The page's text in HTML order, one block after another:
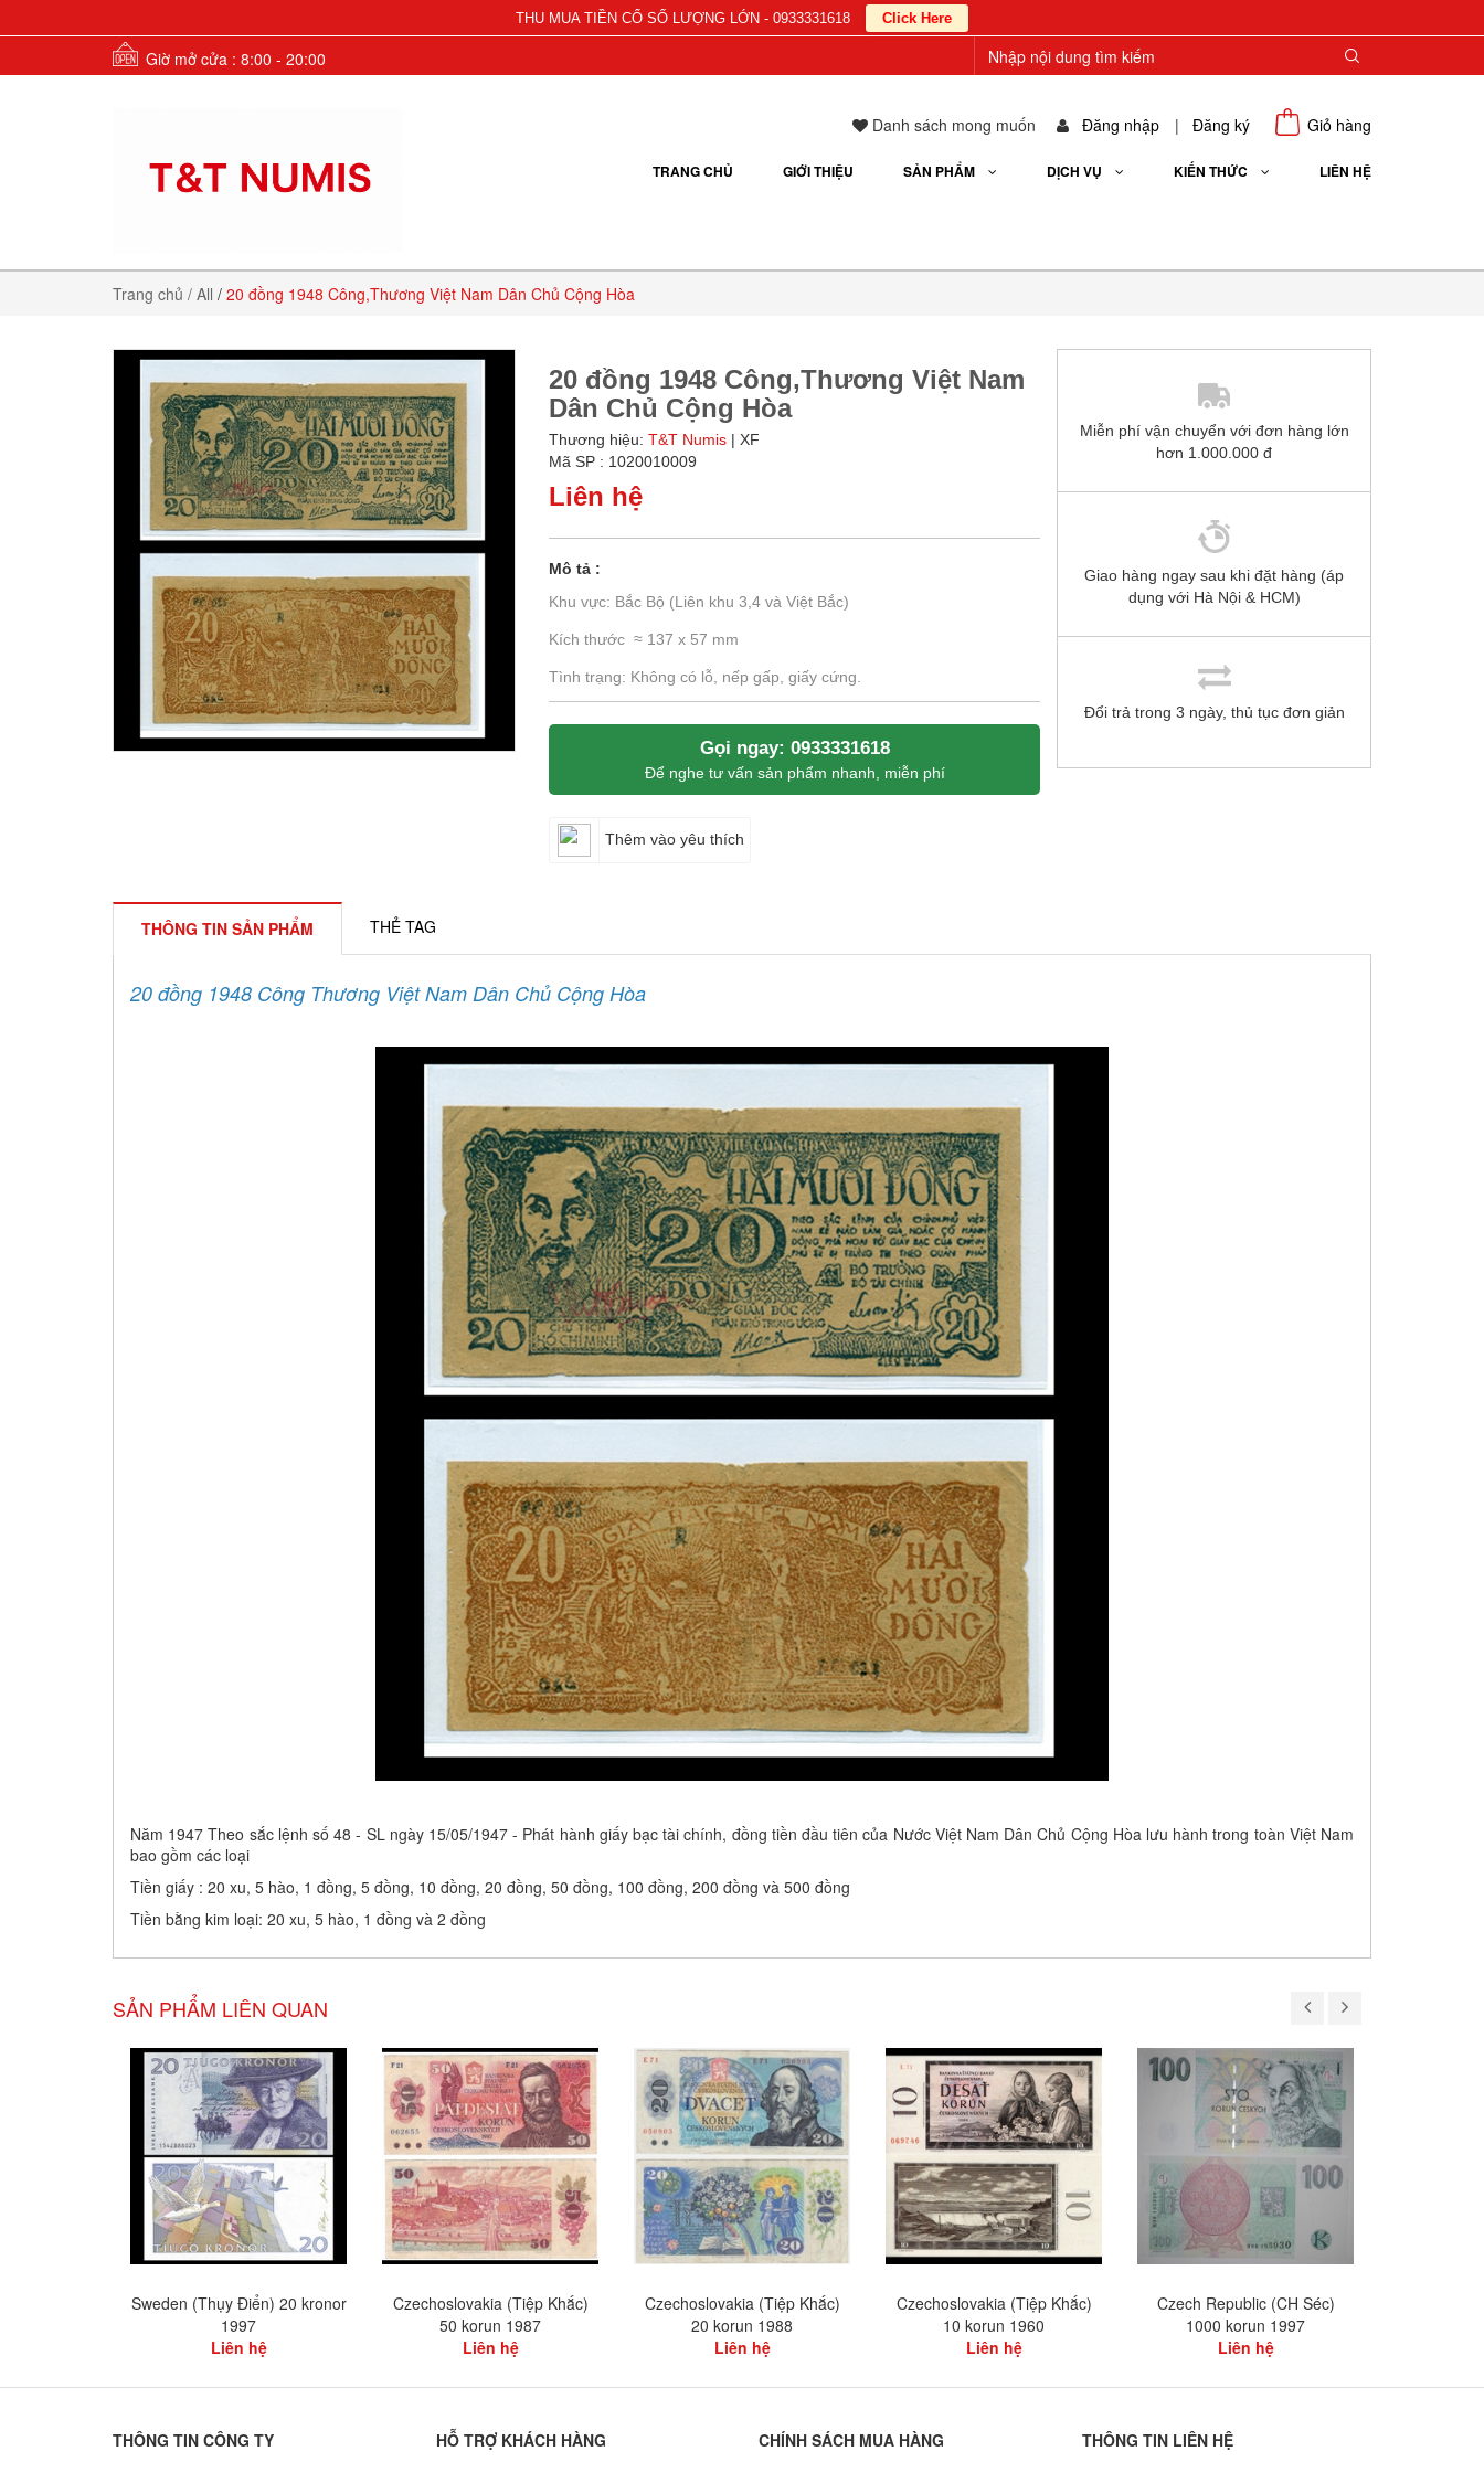
Giờ mở cửa : 8:00 - 20:00
Danh sách mong muốn Đăng nhập | Đăng ký Giỏ hàng
TRANG CHỦ GIỚI THIỆU SẢN PHẨM DỊCH VỤ KIẾN THỨC LIÊN HỆ
Trang chủ / All / 20 đồng 1948 Công,Thương Việt Nam Dân Chủ Cộng Hòa
20 đồng 1948 Công,Thương Việt Nam
Dân Chủ Cộng Hòa
Thương hiệu: T&T Numis | XF
Mã SP : 1020010009
Liên hệ
Mô tả :
Khu vực: Bắc Bộ (Liên khu 3,4 và Việt Bắc)
Kích thước ≈ 137 x 57 mm
Tình trạng: Không có lỗ, nếp gấp, giấy cứng.
Gọi ngay: 0933331618
Để nghe tư vấn sản phẩm nhanh, miễn phí
Thêm vào yêu thích
Miễn phí vận chuyển với đơn hàng lớn
hơn 1.000.000 đ
Giao hàng ngay sau khi đặt hàng (áp
dụng với Hà Nội & HCM)
Đổi trả trong 3 ngày, thủ tục đơn giản
THÔNG TIN SẢN PHẨM THẺ TAG
20 đồng 1948 Công Thương Việt Nam Dân Chủ Cộng Hòa
Năm 1947 Theo sắc lệnh số 48 - SL ngày 15/05/1947 - Phát hành giấy bạc tài chính, đồng tiền đầu tiên của Nước Việt Nam Dân Chủ Cộng Hòa lưu hành trong toàn Việt Nam
bao gồm các loại
Tiền giấy : 20 xu, 5 hào, 1 đồng, 5 đồng, 10 đồng, 20 đồng, 50 đồng, 100 đồng, 200 đồng và 500 đồng
Tiền bằng kim loại: 20 xu, 5 hào, 1 đồng và 2 đồng
SẢN PHẨM LIÊN QUAN
Sweden (Thụy Điển) 20 kronor
1997
Liên hệ
Czechoslovakia (Tiệp Khắc)
50 korun 1987
Liên hệ
Czechoslovakia (Tiệp Khắc)
20 korun 1988
Liên hệ
Czechoslovakia (Tiệp Khắc)
10 korun 1960
Liên hệ
Czech Republic (CH Séc)
1000 korun 1997
Liên hệ
THÔNG TIN CÔNG TY HỖ TRỢ KHÁCH HÀNG CHÍNH SÁCH MUA HÀNG THÔNG TIN LIÊN HỆ
THU MUA TIỀN CỔ SỐ LƯỢNG LỚN - 0933331618 Click Here